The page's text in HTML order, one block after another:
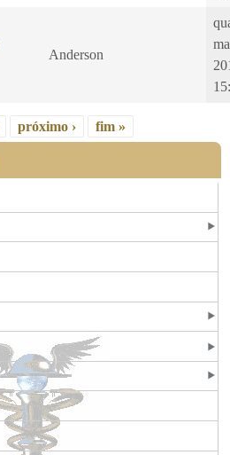
Anderson
próximo › fim »